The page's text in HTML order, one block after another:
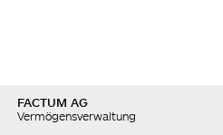
FACTUM AG
Vermögensverwaltung